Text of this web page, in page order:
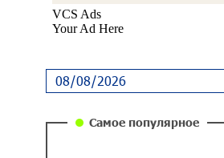
«Росатом» готов
Самое популярное